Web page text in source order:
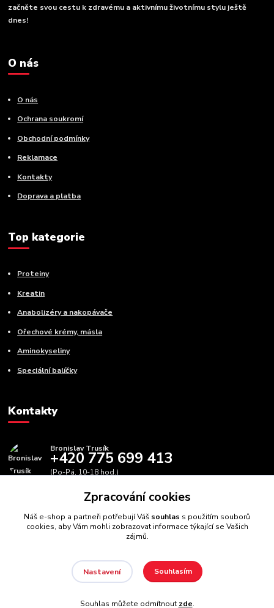
začněte svou cestu k zdravému a aktivnímu životnímu stylu ještě
dnes!
O nás
O nás
Ochrana soukromí
Obchodní podmínky
Reklamace
Kontakty
Doprava a platba
Top kategorie
Proteiny
Kreatin
Anabolizéry a nakopávače
Ořechové krémy, másla
Aminokyseliny
Speciální balíčky
Kontakty
Bronislav Trusík
+420 775 699 413
(Po-Pá, 10-18 hod.)
info@bbfitness.cz
BBfintess.cz -Fitness doplňky a zdravá výživa//Webdesign
Zpracování cookies
Náš e-shop a partneři potřebují Váš souhlas s použitím souborů
cookies, aby Vám mohli zobrazovat informace týkající se Vašich
zájmů.
Nastavení Souhlasím
Souhlas můžete odmítnout zde.